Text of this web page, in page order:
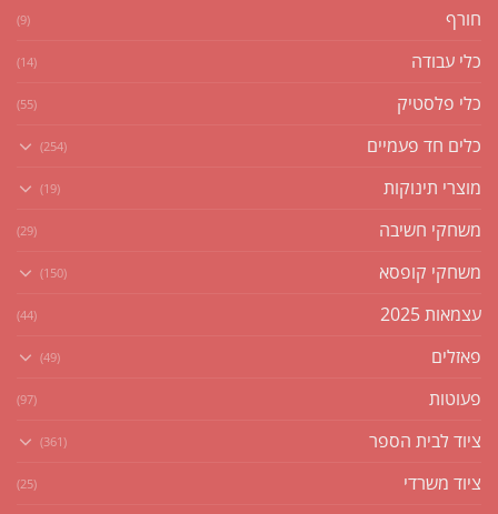
חורף (9)
כלי עבודה (14)
כלי פלסטיק (55)
כלים חד פעמיים (254)
מוצרי תינוקות (19)
משחקי חשיבה (29)
משחקי קופסא (150)
עצמאות 2025 (44)
פאזלים (49)
פעוטות (97)
ציוד לבית הספר (361)
ציוד משרדי (25)